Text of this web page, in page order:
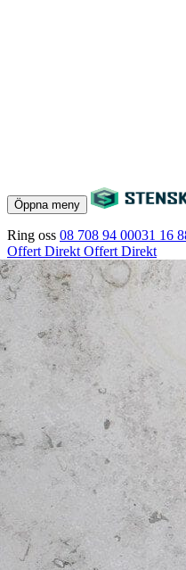
Öppna meny
Ring oss 08 708 94 00031 16
Offert Direkt Offert Direkt